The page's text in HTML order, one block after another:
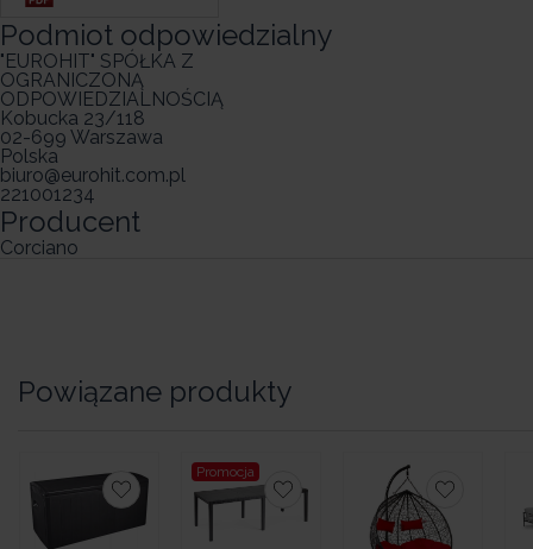
Podmiot odpowiedzialny
"EUROHIT" SPÓŁKA Z
OGRANICZONĄ
ODPOWIEDZIALNOŚCIĄ
Kobucka 23/118
02-699 Warszawa
Polska
biuro@eurohit.com.pl
221001234
Producent
Corciano
Powiązane produkty
Promocja